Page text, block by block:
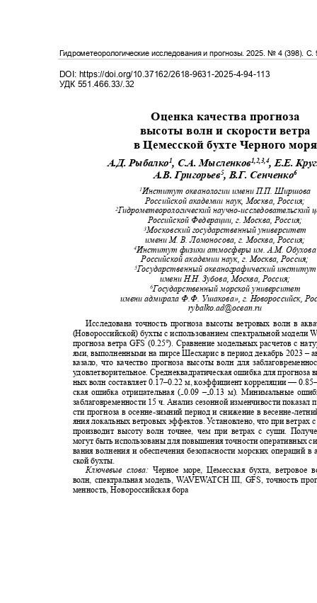
Гидрометеорологические исследования и прогнозы. 2025. № 4 (398). С.
DOI: https://doi.org/10.37162/2618-9631-2025-4-94-113
УДК 551.466.33/.32
Оценка качества прогноза
высоты волн и скорости ветра
в Цемесской бухте Черного
А.Д. Рыбалко1, С.А. Мысленков1,2,3,4, Е.Е.
А.В. Григорьев5, В.Г. Сенченко6
1Институт океанологии имени П.П. Ширшова
Российской академии наук, Москва, Россия;
2Гидрометеорологический научно-исследовательский
Российской Федерации, г. Москва, Россия;
3Московский государственный университет
имени М. В. Ломоносова, г. Москва, Россия;
4Институт физики атмосферы им. А.М.
Российской академии наук, г. Москва, Россия;
5Государственный океанографический
имени Н.Н. Зубова, Москва, Россия;
6Государственный морской университет
имени адмирала Ф.Ф. Ушакова», г. Новороссийск,
rybalko.ad@ocean.ru
Исследована точность прогноза высоты ветровых волн в
(Новороссийской) бухты с использованием спектральной моделиW
прогноза ветра GFS (0.25°).Сравнение модельных расчетов с
ями, выполненными на пирсе Шесхарис в период декабрь 2023–
казало, что качество прогноза высоты волн для
удовлетворительное. Среднеквадратическая ошибка для прогноза
ных волн составляет0.17–0.22м, коэффициент корреляции— 0.85–
ская ошибка отрицательная (₋0.09 –₋0.13 м). Минимальные
заблаговременности 15 ч. Анализ сезонной изменчивости
сти прогноза в осенне-зимний период и снижение в весенне-
яния локальных ветровых эффектов.Установлено, что при ветрах
производит высоту волн точнее, чем при ветрах с суши.
могут быть использованы для повышения точности оперативных
вания волнения и обеспечения безопасности морских операций
ской бухты.
Ключевые слова: Черное море, Цемесская бухта, ветровое
волн, спектральная модель, WAVEWATCH III, GFS, точность
менность, Новороссийская бора